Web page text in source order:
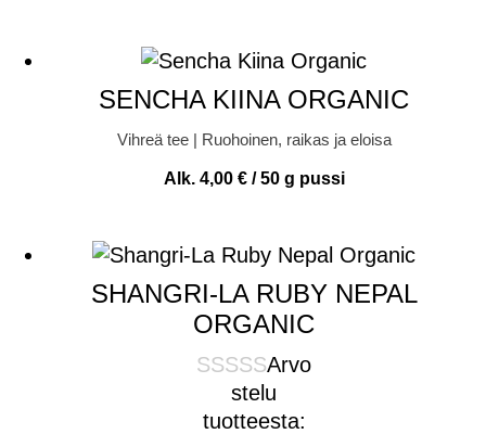
SENCHA KIINA ORGANIC
Vihreä tee | Ruohoinen, raikas ja eloisa
Alk. 4,00 €/ 50 g pussi
SHANGRI-LA RUBY NEPAL
ORGANIC
Arvo
stelu
tuotteesta: